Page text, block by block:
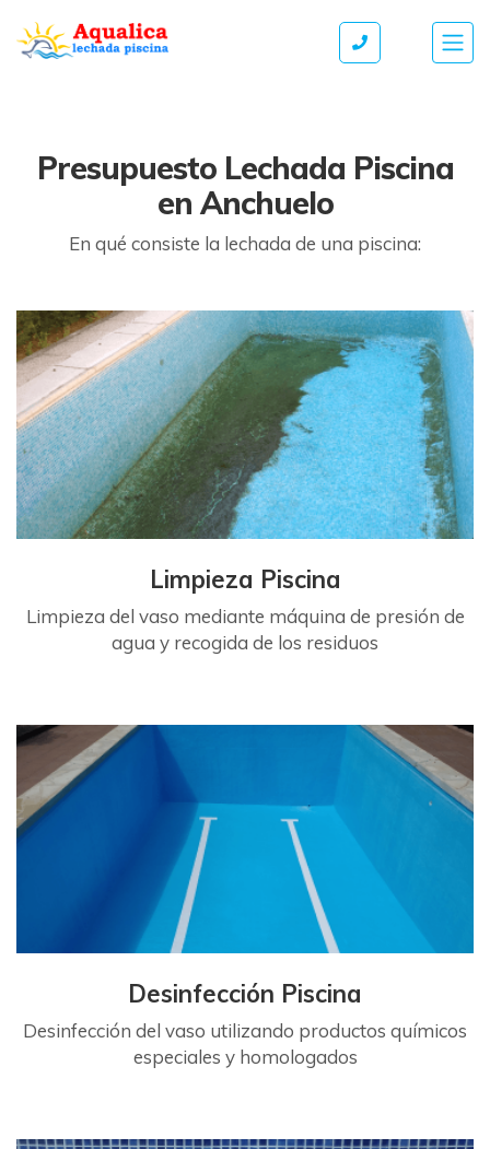
Presupuesto Lechada Piscina
en Anchuelo
En qué consiste la lechada de una piscina:
Limpieza Piscina
Limpieza del vaso mediante máquina de presión de
agua y recogida de los residuos
Desinfección Piscina
Desinfección del vaso utilizando productos químicos
especiales y homologados